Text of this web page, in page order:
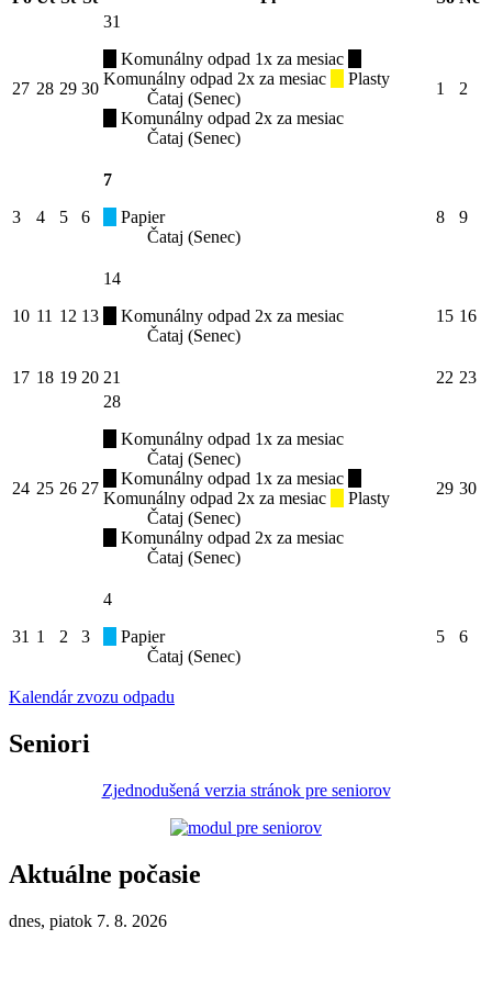
27 28 29 30
31
Komunálny odpad 1x za mesiac
Komunálny odpad 2x za mesiac
Plasty
Čataj (Senec)
Komunálny odpad 2x za mesiac
Čataj (Senec)
1 2
3 4 5 6
7
Papier
Čataj (Senec)
8 9
10 11 12 13
14
Komunálny odpad 2x za mesiac
Čataj (Senec)
15 16
17 18 19 20 21 22 23
24 25 26 27
28
Komunálny odpad 1x za mesiac
Čataj (Senec)
Komunálny odpad 1x za mesiac
Komunálny odpad 2x za mesiac
Plasty
Čataj (Senec)
Komunálny odpad 2x za mesiac
Čataj (Senec)
29 30
31 1 2 3
4
Papier
Čataj (Senec)
5 6
Kalendár zvozu odpadu
Seniori
Zjednodušená verzia stránok pre seniorov
Aktuálne počasie
dnes, piatok 7. 8. 2026